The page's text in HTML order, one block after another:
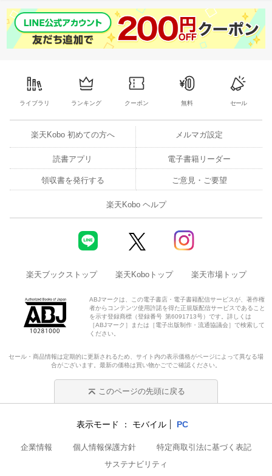
ライブラリ ランキング クーポン 無料 セール
楽天Kobo 初めての方へ メルマガ設定
読書アプリ 電子書籍リーダー
領収書を発行する ご意見・ご要望
楽天Kobo ヘルプ
楽天ブックストップ 楽天Koboトップ 楽天市場トップ
ABJマークは、この電子書店・電子書籍配信サービスが、著作権
者からコンテンツ使用許諾を得た正規版配信サービスであること
を示す登録商標（登録番号 第6091713号）です。詳しくは
［ABJマーク］または［電子出版制作・流通協議会］で検索して
ください。
セール・商品情報は定期的に更新されるため、サイト内の表示価格がページによって異なる場
合がございます。最新の価格は買い物かごでご確認ください。
このページの先頭に戻る
表示モード モバイル PC
企業情報 個人情報保護方針
特定商取引法に基づく表記
サステナビリティ